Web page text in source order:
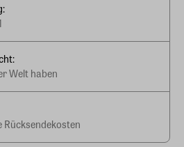
Welt haben